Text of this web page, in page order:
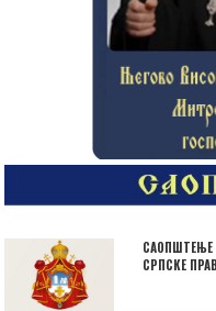
САОПШТЕЊЕ
СРПСКЕ